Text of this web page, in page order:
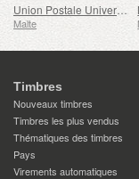
Union Postale Universelle - 150e Anniversaire
Malte
Timbres
Nouveaux timbres
Timbres les plus vendus
Thématiques des timbres
Pays
Virements automatiques